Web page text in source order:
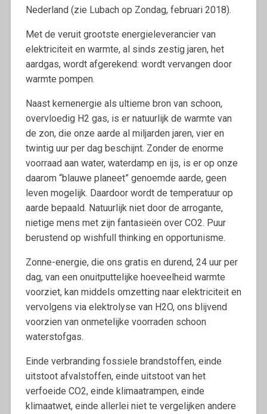
Nederland (zie Lubach op Zondag, februari 2018).
Met de veruit grootste energieleverancier van
elektriciteit en warmte, al sinds zestig jaren, het
aardgas, wordt afgerekend: wordt vervangen door
warmte pompen.
Naast kernenergie als ultieme bron van schoon,
overvloedig H2 gas, is er natuurlijk de warmte van
de zon, die onze aarde al miljarden jaren, vier en
twintig uur per dag beschijnt. Zonder de enorme
voorraad aan water, waterdamp en ijs, is er op onze
daarom “blauwe planeet” genoemde aarde, geen
leven mogelijk. Daardoor wordt de temperatuur op
aarde bepaald. Natuurlijk niet door de arrogante,
nietige mens met zijn fantasieën over CO2. Puur
berustend op wishfull thinking en opportunisme.
Zonne-energie, die ons gratis en durend, 24 uur per
dag, van een onuitputtelijke hoeveelheid warmte
voorziet, kan middels omzetting naar elektriciteit en
vervolgens via elektrolyse van H2O, ons blijvend
voorzien van onmetelijke voorraden schoon
waterstofgas.
Einde verbranding fossiele brandstoffen, einde
uitstoot afvalstoffen, einde uitstoot van het
verfoeide CO2, einde klimaatrampen, einde
klimaatwet, einde allerlei niet te vergelijken andere